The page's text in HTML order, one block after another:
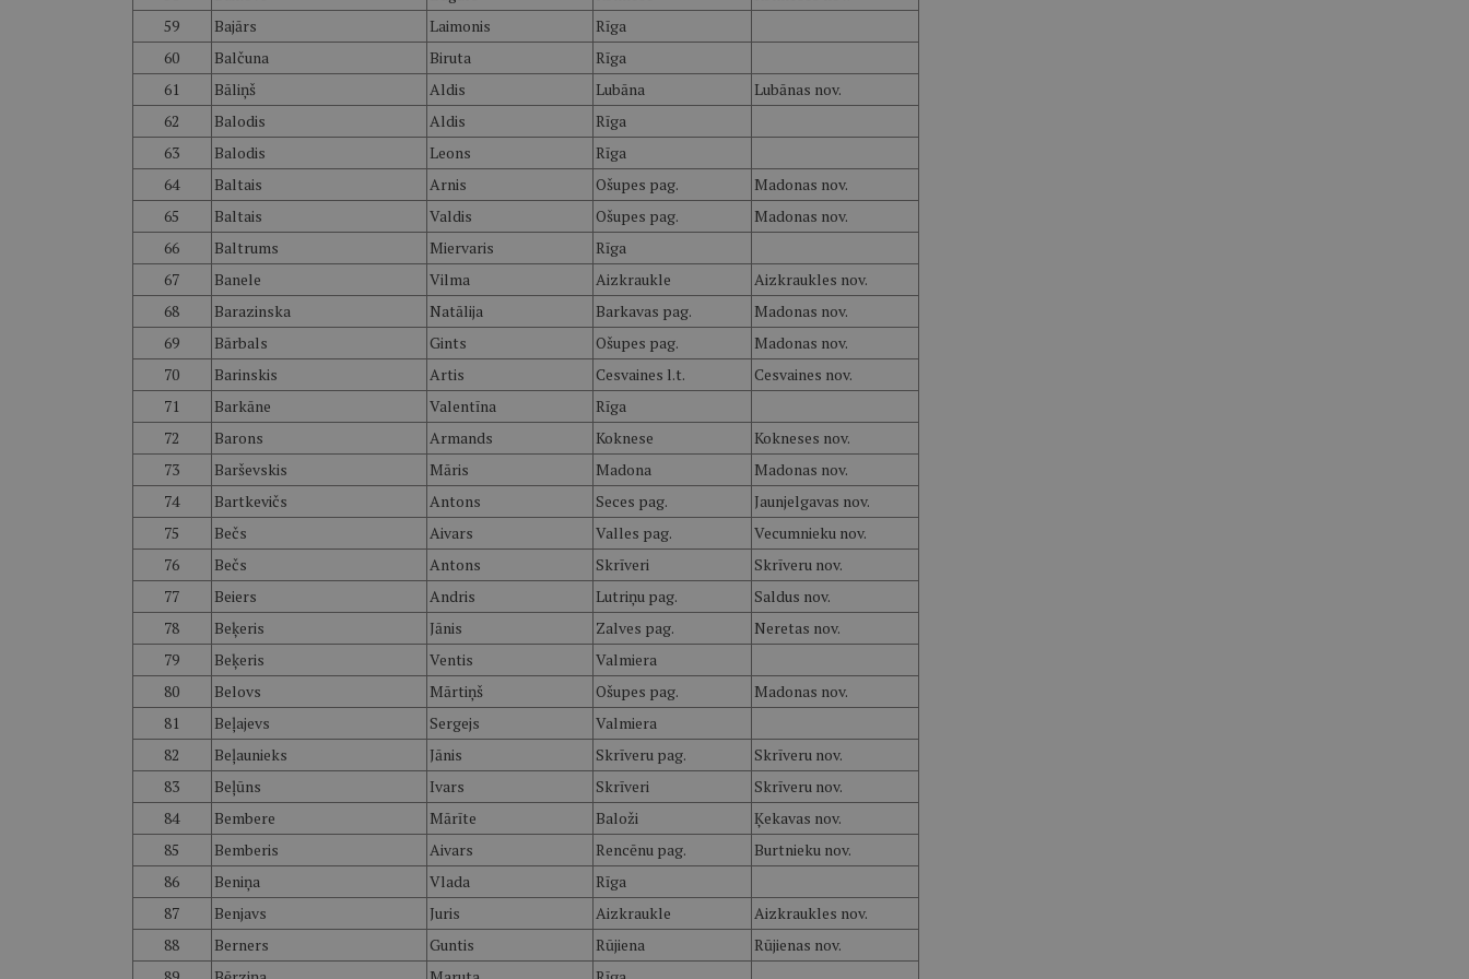
59
Bajārs Laimonis
Rīga
60
Balčuna Biruta
Rīga
61
Bāliņš Aldis Lubāna
Lubānas nov.
62
Balodis Aldis
Rīga
63
Balodis Leons
Rīga
64
Baltais Arnis Ošupes pag.
Madonas nov.
65
Baltais Valdis Ošupes pag.
Madonas nov.
66
Baltrums Miervaris
Rīga
67
Banele Vilma Aizkraukle
Aizkraukles nov.
68
Barazinska Natālija Barkavas pag.
Madonas nov.
69
Bārbals Gints Ošupes pag.
Madonas nov.
70
Barinskis Artis Cesvaines l.t.
Cesvaines nov.
71
Barkāne Valentīna
Rīga
72
Barons Armands Koknese
Kokneses nov.
73
Barševskis Māris Madona
Madonas nov.
74
Bartkevičs Antons Seces pag.
Jaunjelgavas nov.
75
Bečs Aivars Valles pag.
Vecumnieku nov.
76
Bečs Antons Skrīveri
Skrīveru nov.
77
Beiers Andris Lutriņu pag.
Saldus nov.
78
Beķeris Jānis Zalves pag.
Neretas nov.
79
Beķeris Ventis
Valmiera
80
Belovs Mārtiņš Ošupes pag.
Madonas nov.
81
Beļajevs Sergejs
Valmiera
82
Beļaunieks Jānis Skrīveru pag.
Skrīveru nov.
83
Beļūns Ivars Skrīveri
Skrīveru nov.
84
Bembere Mārīte Baloži
Ķekavas nov.
85
Bemberis Aivars Rencēnu pag.
Burtnieku nov.
86
Beniņa Vlada
Rīga
87
Benjavs Juris Aizkraukle
Aizkraukles nov.
88
Berners Guntis Rūjiena
Rūjienas nov.